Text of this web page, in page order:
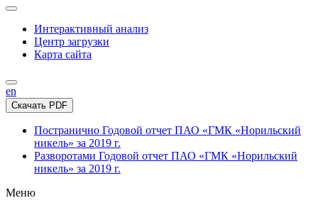
Интерактивный анализ
Центр загрузки
Карта сайта
en
Скачать PDF
Постранично Годовой отчет ПАО «ГМК «Норильский
никель» за 2019 г.
Разворотами Годовой отчет ПАО «ГМК «Норильский
никель» за 2019 г.
Меню